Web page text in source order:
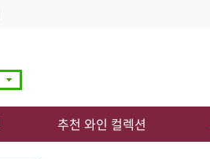
추천 와인 컬렉션